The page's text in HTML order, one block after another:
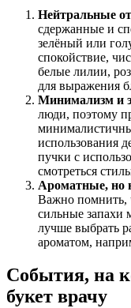
Нейтральные
сдержанные и
зелёный или
спокойствие,
белые лилии,
для выражения
Минимализм и
люди, поэтому
использования
пучки с
смотреться
Ароматные, но
Важно помнить,
сильные запахи
лучше выбрать
ароматом,
События, на
букет врачу